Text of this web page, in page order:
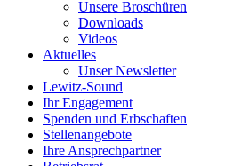
Unsere Broschüren
Downloads
Videos
Aktuelles
Unser Newsletter
Lewitz-Sound
Ihr Engagement
Spenden und Erbschaften
Stellenangebote
Ihre Ansprechpartner